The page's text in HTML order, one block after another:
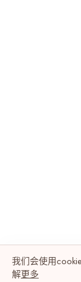
我们会使用
解更多